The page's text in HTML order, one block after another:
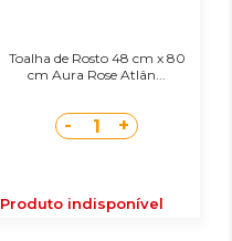
Toalha de Rosto 48 cm x 80
cm Aura Rose Atlân...
- 1 +
Produto indisponível